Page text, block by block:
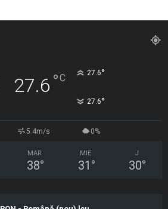
27.6 °C 27.6°
27.6°
5.4m/s 0%
MAR
38°
MIE
31 °
J
30°